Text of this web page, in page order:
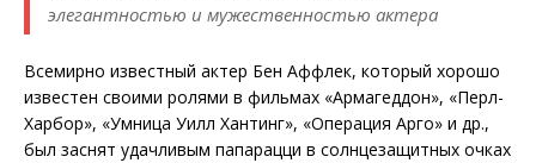
элегантностью и мужественностью актера
Всемирно известный актер Бен Аффлек, который хорошо
известен своими ролями в фильмах «Армагеддон», «Перл-
Харбор», «Умница Уилл Хантинг», «Операция Арго» и др.,
был заснят удачливым папарацци в солнцезащитных очках